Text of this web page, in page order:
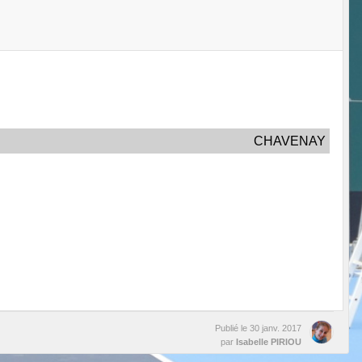
CHAVENAY
Publié le 30 janv. 2017
par Isabelle PIRIOU